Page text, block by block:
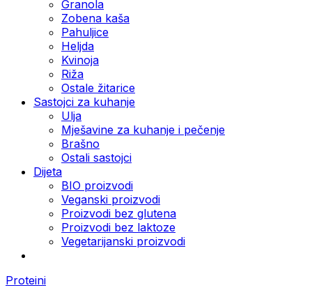
Granola
Zobena kaša
Pahuljice
Heljda
Kvinoja
Riža
Ostale žitarice
Sastojci za kuhanje
Ulja
Mješavine za kuhanje i pečenje
Brašno
Ostali sastojci
Dijeta
BIO proizvodi
Veganski proizvodi
Proizvodi bez glutena
Proizvodi bez laktoze
Vegetarijanski proizvodi
Proteini